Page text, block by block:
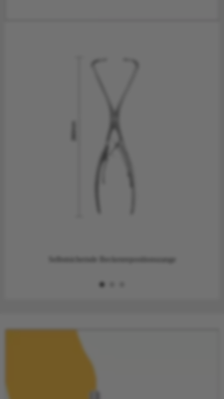
Selbstsichernde Beckenrepositionszange